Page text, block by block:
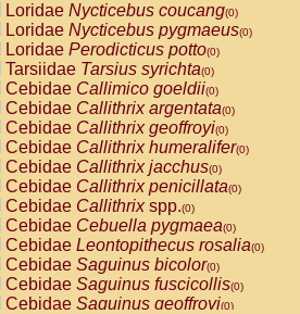
Loridae Nycticebus coucang(0)
Loridae Nycticebus pygmaeus(0)
Loridae Perodicticus potto(0)
Tarsiidae Tarsius syrichta(0)
Cebidae Callimico goeldii(0)
Cebidae Callithrix argentata(0)
Cebidae Callithrix geoffroyi(0)
Cebidae Callithrix humeralifer(0)
Cebidae Callithrix jacchus(0)
Cebidae Callithrix penicillata(0)
Cebidae Callithrixspp.(0)
Cebidae Cebuella pygmaea(0)
Cebidae Leontopithecus rosalia(0)
Cebidae Saguinus bicolor(0)
Cebidae Saguinus fuscicollis(0)
Cebidae Saguinus geoffroyi(0)